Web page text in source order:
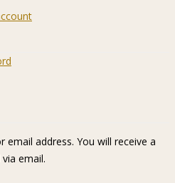
email address. You will receive a
email.